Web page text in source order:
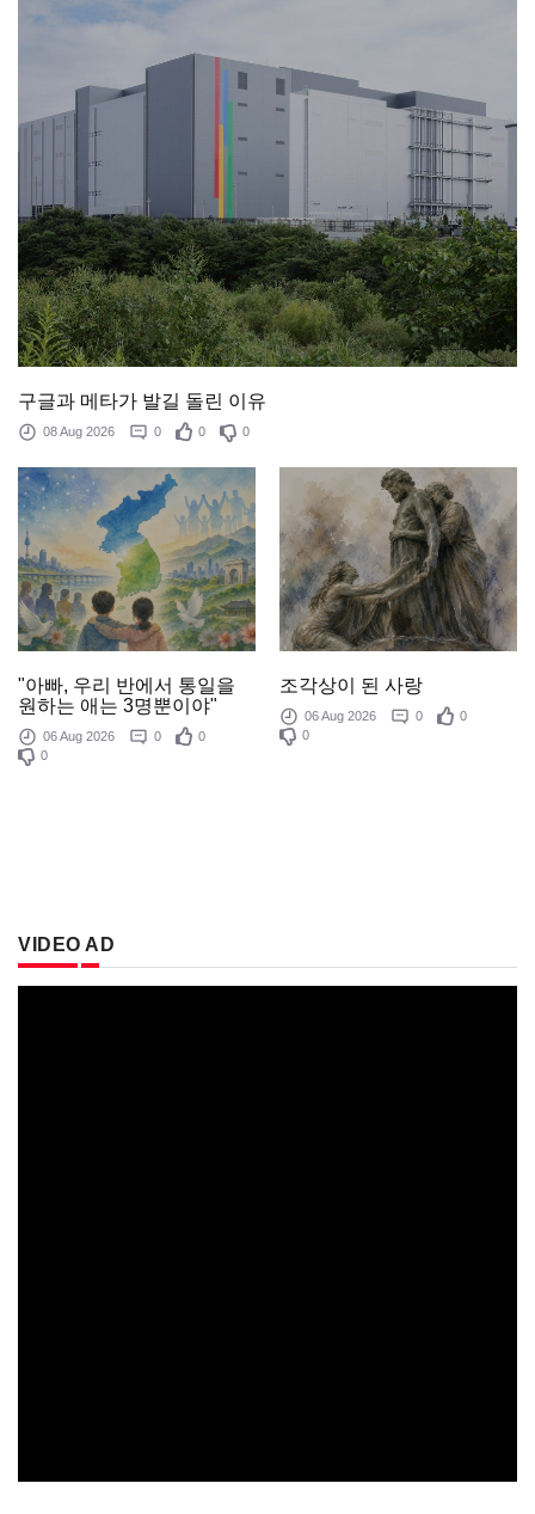
구글과 메타가 발길 돌린 이유
08 Aug 2026 0 0 0
"아빠, 우리 반에서 통일을
원하는 애는 3명뿐이야"
06 Aug 2026 0
0
0
조각상이 된 사랑
06 Aug 2026 0
0
0
VIDEO AD